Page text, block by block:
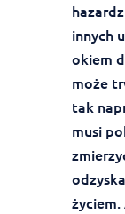
innych
okiem
może
tak
musi